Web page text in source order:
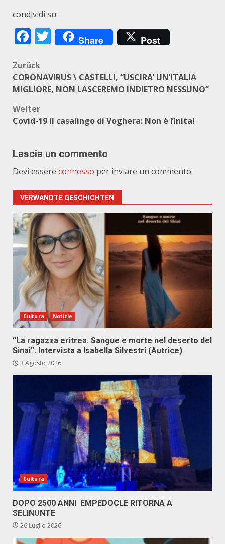
condividi su:
Facebook
Twitter
Share Post
Beitragsnavigation
Zurück
CORONAVIRUS \ CASTELLI, “USCIRA’ UN’ITALIA
MIGLIORE, NON LASCEREMO INDIETRO NESSUNO”
Weiter
Covid-19 Il casalingo di Voghera: Non è finita!
Lascia un commento
Devi essere connesso per inviare un commento.
VERWANDTE GESCHICHTEN
Cultura Notizie
“La ragazza eritrea. Sangue e morte nel deserto del
Sinai”. Intervista a Isabella Silvestri (Autrice)
3 Agosto 2026
Cultura
DOPO 2500 ANNI EMPEDOCLE RITORNA A
SELINUNTE
26 Luglio 2026